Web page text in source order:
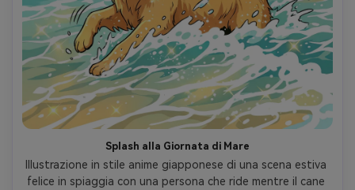
Splash alla Giornata di Mare
Illustrazione in stile anime giapponese di una scena estiva
felice in spiaggia con una persona che ride mentre il cane